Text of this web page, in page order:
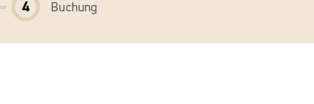
4 Buchung